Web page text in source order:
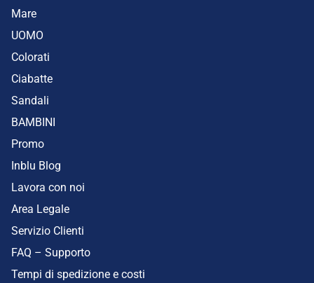
Mare
UOMO
Colorati
Ciabatte
Sandali
BAMBINI
Promo
Inblu Blog
Lavora con noi
Area Legale
Servizio Clienti
FAQ – Supporto
Tempi di spedizione e costi